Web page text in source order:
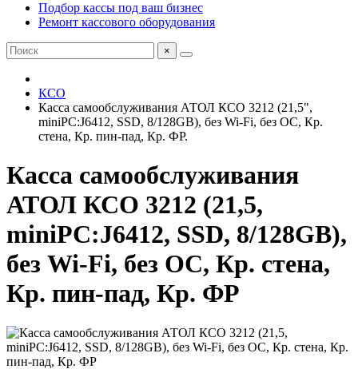
Подбор кассы под ваш бизнес
Ремонт кассового оборудования
×
КСО
Касса самообслуживания АТОЛ КСО 3212 (21,5",
miniPC:J6412, SSD, 8/128GB), без Wi-Fi, без ОС, Кр.
стена, Кр. пин-пад, Кр. ФР.
Касса самообслуживания
АТОЛ КСО 3212 (21,5,
miniPC:J6412, SSD, 8/128GB),
без Wi-Fi, без ОС, Кр. стена,
Кр. пин-пад, Кр. ФР